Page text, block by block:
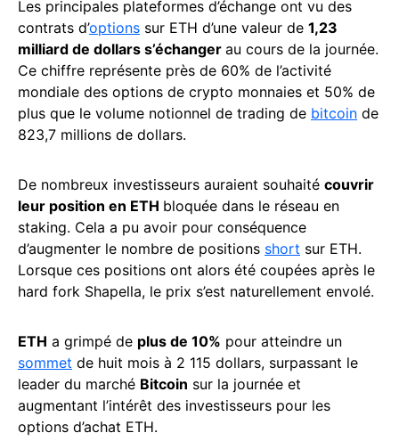
Les principales plateformes d’échange ont vu des
contrats d’options sur ETH d’une valeur de 1,23
milliard de dollars s’échanger au cours de la journée.
Ce chiffre représente près de 60% de l’activité
mondiale des options de crypto monnaies et 50% de
plus que le volume notionnel de trading de bitcoin de
823,7 millions de dollars.
De nombreux investisseurs auraient souhaité couvrir
leur position en ETH bloquée dans le réseau en
staking. Cela a pu avoir pour conséquence
d’augmenter le nombre de positions short sur ETH.
Lorsque ces positions ont alors été coupées après le
hard fork Shapella, le prix s’est naturellement envolé.
ETH a grimpé de plus de 10% pour atteindre un
sommet de huit mois à 2 115 dollars, surpassant le
leader du marché Bitcoin sur la journée et
augmentant l’intérêt des investisseurs pour les
options d’achat ETH.